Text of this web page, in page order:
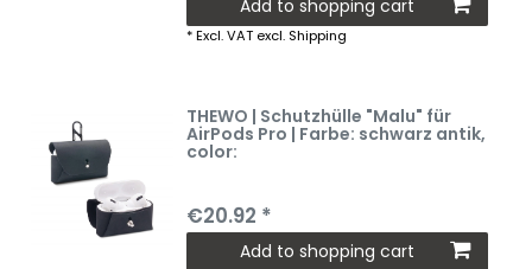
Add to shopping cart
*Excl. VAT excl. Shipping
THEWO | Schutzhülle "Malu" für
AirPods Pro | Farbe: schwarz antik,
color:
€20.92 *
Add to shopping cart